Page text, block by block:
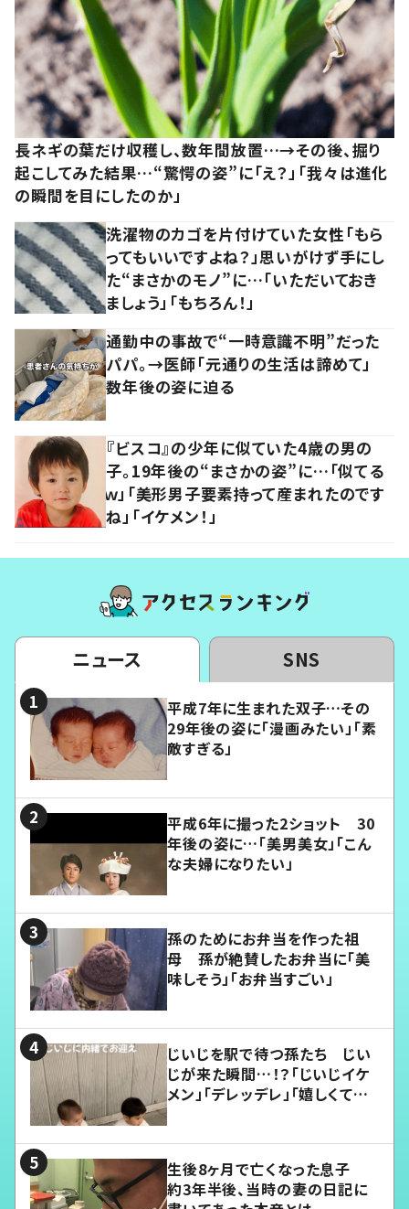
長ネギの葉だけ収穫し、数年間放置…→その後、掘り
起こしてみた結果…“驚愕の姿”に「え？」「我々は進化
の瞬間を目にしたのか」
洗濯物のカゴを片付けていた女性「もら
ってもいいですよね？」思いがけず手にし
た“まさかのモノ”に…「いただいておき
ましょう」「もちろん！」
通勤中の事故で“一時意識不明”だった
パパ。→医師「元通りの生活は諦めて」
数年後の姿に迫る
『ビスコ』の少年に似ていた4歳の男の
子。19年後の“まさかの姿”に…「似てる
ｗ」「美形男子要素持って産まれたのです
ね」「イケメン！」
ニュース SNS
平成7年に生まれた双子…その
29年後の姿に「漫画みたい」「素
敵すぎる」
平成6年に撮った2ショット 30
年後の姿に…「美男美女」「こん
な夫婦になりたい」
孫のためにお弁当を作った祖
母 孫が絶賛したお弁当に「美
味しそう」「お弁当すごい」
じいじを駅で待つ孫たち じい
じが来た瞬間…！？「じいじイケ
メン」「デレッデレ」「嬉しくて可
生後8ヶ月で亡くなった息子
約3年半後、当時の妻の日記に